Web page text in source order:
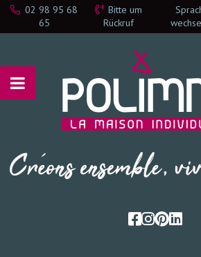
02 98 95 68
65
Bitte um
Rückruf